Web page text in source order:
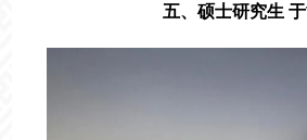
五、硕士研究生